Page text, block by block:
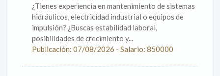
¿Tienes experiencia en mantenimiento de sistemas
hidráulicos, electricidad industrial o equipos de
impulsión? ¿Buscas estabilidad laboral,
posibilidades de crecimiento y...
Publicación: 07/08/2026 - Salario: 850000